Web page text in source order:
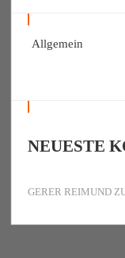
Allgemein
NEUESTE
GERER REIMUND